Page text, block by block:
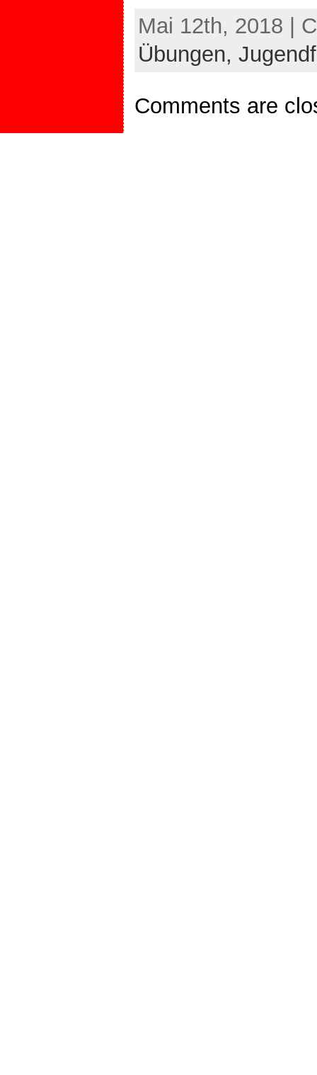
Mai 12th, 2018 |
Übungen,
Comments are